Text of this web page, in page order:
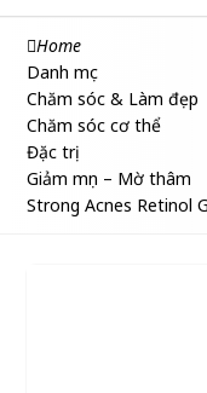
Home
Danh mục
Chăm sóc & Làm đẹp
Chăm sóc cơ thể
Đặc trị
Giảm mụn – Mờ thâm
Strong Acnes Retinol